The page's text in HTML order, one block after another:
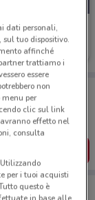
vicino a te,
comodamente
dati personali,
tuo dispositivo.
affinché
trattiamo i
essere
non
menu per
clic sul link
effetto nel
consulta
per i tuoi acquisti
questo è
in base alle